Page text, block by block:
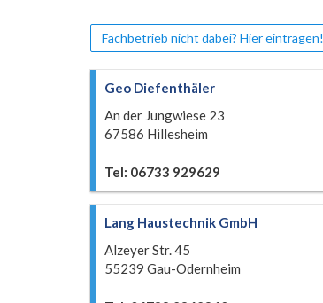
Fachbetrieb nicht dabei? Hier eintragen!
Geo Diefenthäler
An der Jungwiese 23
67586 Hillesheim
Tel: 06733 929629
Lang Haustechnik GmbH
Alzeyer Str. 45
55239 Gau-Odernheim